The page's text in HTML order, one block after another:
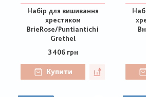
Набір для вишивання
хрестиком
BrieRose/Puntiantichi
Grethel
3406 грн
Купити